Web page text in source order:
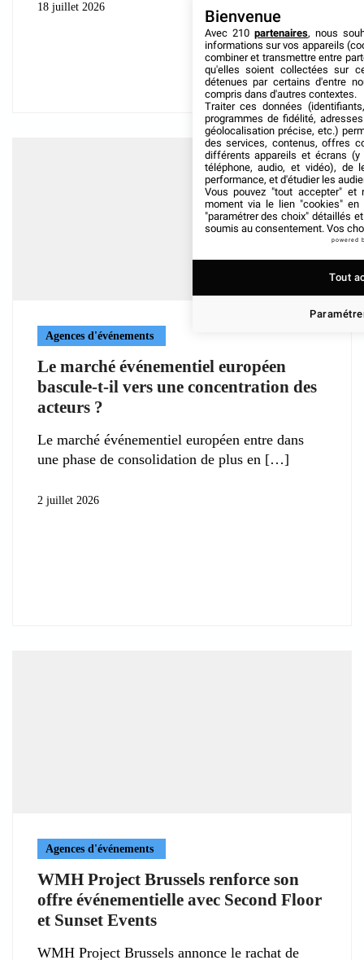
18 juillet 2026
Agences d'événements
Le marché événementiel européen
bascule-t-il vers une concentration des
acteurs ?
Le marché événementiel européen entre dans
une phase de consolidation de plus en
2 juillet 2026
Agences d'événements
WMH Project Brussels renforce son
offre événementielle avec Second Floor
et Sunset Events
WMH Project Brussels annonce le rachat de
Bienvenue
Avec 210 partenaires, nous
informations sur vos appareils
combiner et transmettre entre
qu'elles soient collectées sur
détenues par certains d'entre
compris dans d'autres contextes.
Traiter ces données
programmes de fidélité,
géolocalisation précise, etc.)
des services, contenus, offres
différents appareils et écrans (y
téléphone, audio, et vidéo), de
performance, et d'étudier les
Vous pouvez "tout accepter" et
moment via le lien "cookies" en
"paramétrer des choix" détaillés
soumis au consentement. Vos
powered
Tout